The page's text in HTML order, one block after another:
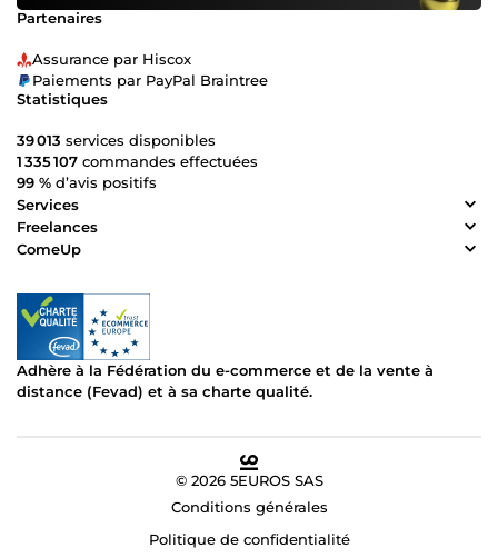
Partenaires
Assurance par Hiscox
Paiements par PayPal Braintree
Statistiques
39 013 services disponibles
1 335 107 commandes effectuées
99 % d’avis positifs
Services
Freelances
ComeUp
Adhère à la Fédération du e-commerce et de la vente à
distance (Fevad) et à sa charte qualité.
© 2026 5EUROS SAS
Conditions générales
Politique de confidentialité